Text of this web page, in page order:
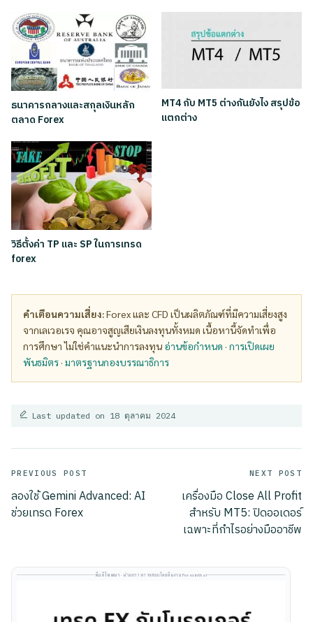
ธนาคารกลางและสกุลเงินหลัก
ตลาด Forex
MT4 กับ MT5 ต่างกันยังไง สรุปข้อ
แตกต่าง
วิธีตั้งค่า TP และ SP ในการเทรด
forex
คำเตือนความเสี่ยง:Forex และ CFD เป็นผลิตภัณฑ์ที่มีความเสี่ยงสูง
จากเลเวอเรจ คุณอาจสูญเสียเงินลงทุนทั้งหมด เนื้อหานี้จัดทำเพื่อ
การศึกษา ไม่ใช่คำแนะนำการลงทุน อ่านข้อกำหนด · การเปิดเผย
พันธมิตร · มาตรฐานกองบรรณาธิการ
Last updated on 18 ตุลาคม 2024
Post
navigation
PREVIOUS POST
ลองใช้ Gemini Advanced: AI
ช่วยเทรด Forex
NEXT POST
เครื่องมือ Close All Profit
สำหรับ MT5: ปิดออเดอร์
เฉพาะที่กำไรอย่างมืออาชีพ
พื้นที่โฆษณา · ผ่านการตรวจสอบโดยทีมงาน Forexinthai